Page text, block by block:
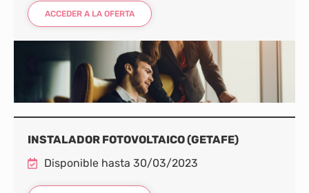
ACCEDER A LA OFERTA
INSTALADOR FOTOVOLTAICO (GETAFE)
Disponible hasta 30/03/2023